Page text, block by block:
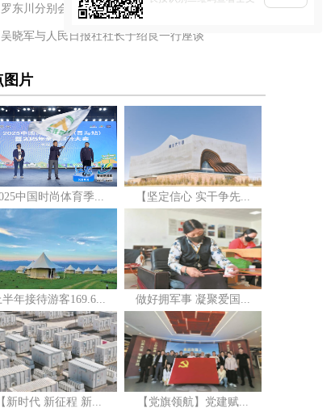
罗东川分别会见中国农业银行、福建省慈善总会、中...
吴晓军与人民日报社社长于绍良一行座谈
图片
中国时尚体育季... 【坚定信心 实干争先...
半年接待游客169.6... 做好拥军事 凝聚爱国...
【新时代 新征程 新... 【党旗领航】党建赋...